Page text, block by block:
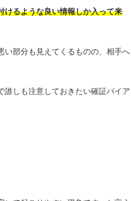
けるような良い情報しか入って来
い部分も見えてくるものの、相手へ
誰しも注意しておきたい確証バイア